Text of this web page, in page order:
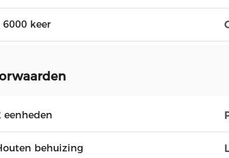
6000 keer
eenheden
behuizing